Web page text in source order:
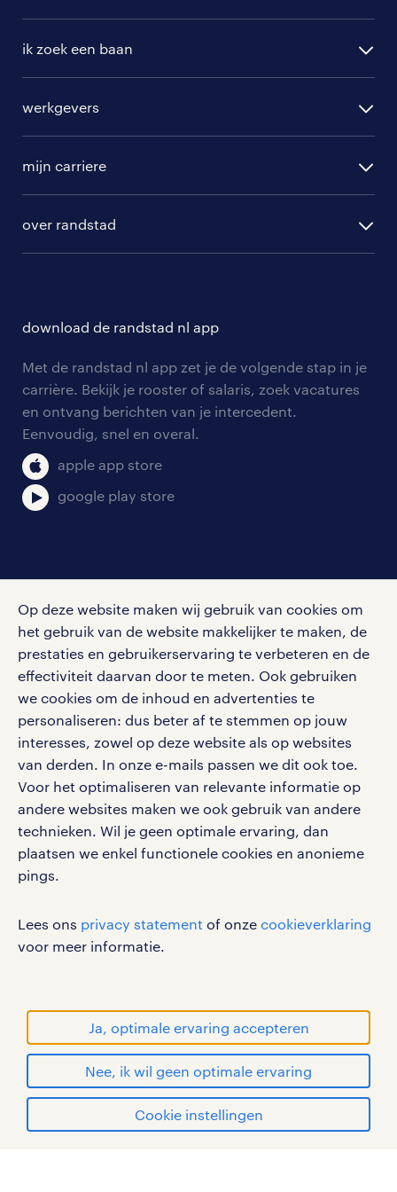
Op deze website maken wij gebruik van cookies om
het gebruik van de website makkelijker te maken, de
prestaties en gebruikerservaring te verbeteren en de
effectiviteit daarvan door te meten. Ook gebruiken
we cookies om de inhoud en advertenties te
personaliseren: dus beter af te stemmen op jouw
interesses, zowel op deze website als op websites
van derden. In onze e-mails passen we dit ook toe.
Voor het optimaliseren van relevante informatie op
andere websites maken we ook gebruik van andere
technieken. Wil je geen optimale ervaring, dan
plaatsen we enkel functionele cookies en anonieme
pings.
Lees ons privacy statement of onze cookieverklaring
voor meer informatie.
Ja, optimale ervaring accepteren
Nee, ik wil geen optimale ervaring
Cookie instellingen
technoloog.
ik zoek een baan
randstad professional
werkgevers
hr-diensten
tarieven
personeel gezocht
aanmelden nieuwsbrief
mijn carriere
solliciteren
blogs en artikelen
salarischecker
bruto-netto calculator
over randstad
onze vestigingen
pers
download de randstad nl app
Met de randstad nl app zet je de volgende stap in je
carrière. Bekijk je rooster of salaris, zoek vacatures
en ontvang berichten van je intercedent.
Eenvoudig, snel en overal.
apple app store
google play store
Volg ons voor de leukste content omtrent
vacatures, solliciteren en inspiratie.
werken bij randstad
gebruikersvoorwaarden
privacystatement
cookies
disclaimer
sitemap
RANDSTAD, HUMAN FORWARD en SHAPING THE
WORLD OF WORK zijn geregistreerde